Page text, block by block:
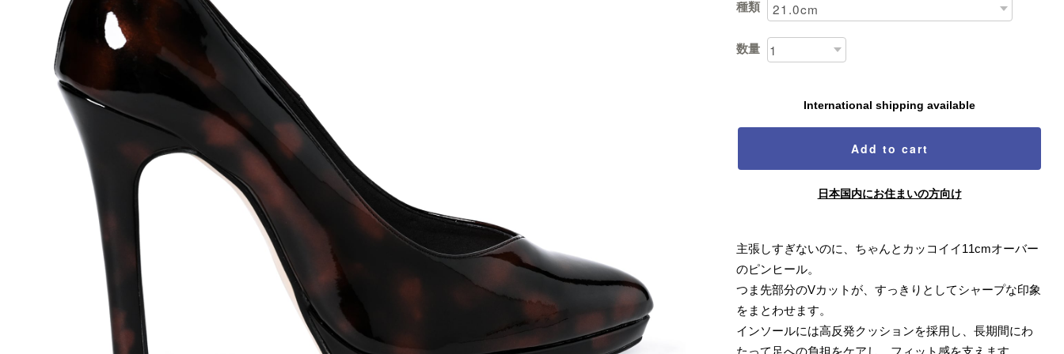
種類
数量
International shipping available
Add to cart
日本国内にお住まいの方向け
主張しすぎないのに、ちゃんとカッコイイ11cmオーバー
のピンヒール。
つま先部分のVカットが、すっきりとしてシャープな印象
をまとわせます。
インソールには高反発クッションを採用し、長期間にわ
たって足への負担をケアし、フィット感を支えます。